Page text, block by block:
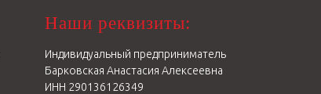
Наши реквизиты:
Индивидуальный предприниматель
Барковская Анастасия Алексеевна
ИНН 290136126349